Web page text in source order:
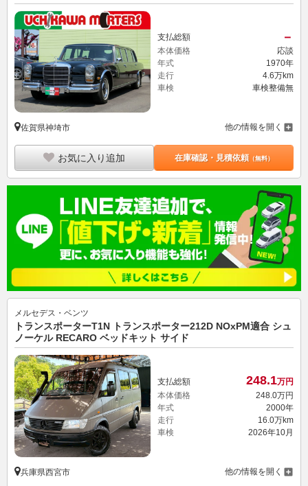
支払総額 －
本体価格
応談
年式
1970年
走行
4.6万km
車検
車検整備無
佐賀県神埼市 他の情報を開く
お気に入り追加 在庫確認・見積依頼（無料）
メルセデス・ベンツ
トランスポーターT1N トランスポーター212D NOxPM適合 シュ
ノーケル RECARO ベッドキット サイド
支払総額 248.1万円
本体価格
248.0万円
年式
2000年
走行
16.0万km
車検
2026年10月
兵庫県西宮市 他の情報を開く